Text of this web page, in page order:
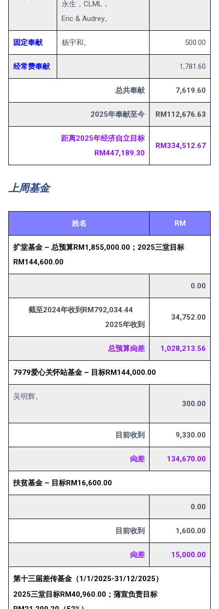
永生，CLML，
Eric & Audrey。
固定奉献 杨宇和。 500.00
经常费奉献 1,781.60
总共奉献 7,619.60
2025年奉献至今 RM112,676.63
距离2025年经济自立目标
RM447,189.30
RM334,512.67
上周基金
姓名 RM
扩堂基金 – 总预算RM1,855,000.00；2025三堂目标
RM144,600.00
0.00
截至2024年收到RM792,034.44
2025年收到
34,752.00
总预算尙差 1,028,213.56
7979爱心关怀站基金 – 目标RM144,000.00
吴明辉。
300.00
目前收到 9,330.00
尙差 134,670.00
扶贫基金 – 目标RM16,600.00
0.00
目前收到 1,600.00
尙差 15,000.00
第十三届差传基金（1/1/2025-31/12/2025）
2025三堂目标RM40,960.00；蒲宣负责目标